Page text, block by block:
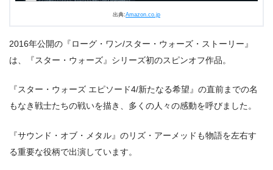
出典:Amazon.co.jp
2016年公開の『ローグ・ワン/スター・ウォーズ・ストーリー』
は、『スター・ウォーズ』シリーズ初のスピンオフ作品。
『スター・ウォーズ エピソード4/新たなる希望』の直前までの名
もなき戦士たちの戦いを描き、多くの人々の感動を呼びました。
『サウンド・オブ・メタル』のリズ・アーメッドも物語を左右す
る重要な役柄で出演しています。